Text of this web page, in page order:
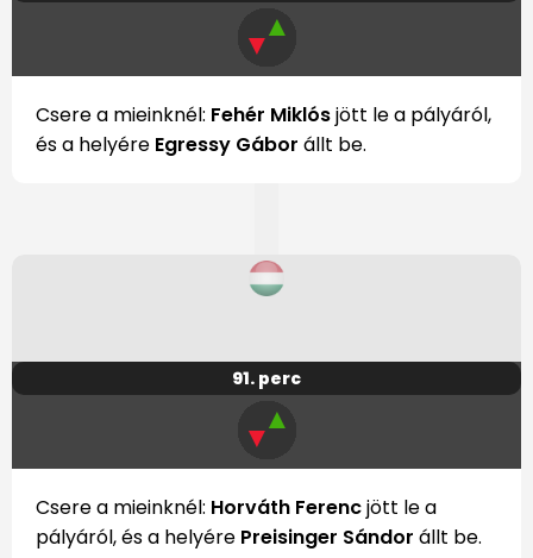
▼▲
Csere a mieinknél: Fehér Miklósjött le a pályáról,
és a helyére Egressy Gábor állt be.
91. perc
▼▲
Csere a mieinknél: Horváth Ferencjött le a
pályáról, és a helyére Preisinger Sándor állt be.